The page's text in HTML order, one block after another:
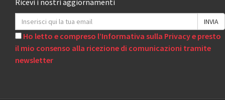
Ricevi i nostri aggiornamenti
Ho letto e compreso l’Informativa sulla Privacy e presto
il mio consenso alla ricezione di comunicazioni tramite
newsletter